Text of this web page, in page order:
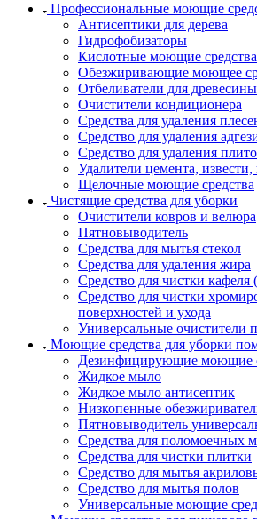
которых часто касаются
Профессиональные моющие
Антисептики для дерева
Гидрофобизаторы
Кислотные моющие средства
Обезжиривающие моющее
Отбеливатели для древесины
Очистители кондиционера
Средства для удаления
Средство для удаления
Средство для удаления
Удалители цемента, извести,
Щелочные моющие средства
Чистящие средства для уборки
Очистители ковров и велюра
Пятновыводитель
Средства для мытья стекол
Средства для удаления жира
Средство для чистки кафеля
Средство для чистки
поверхностей и ухода
Универсальные очистители
Моющие средства для уборки
Дезинфицирующие моющие
Жидкое мыло
Жидкое мыло антисептик
Низкопенные
Пятновыводитель
Средства для поломоечных
Средства для чистки плитки
Средство для мытья
Средство для мытья полов
Универсальные моющие